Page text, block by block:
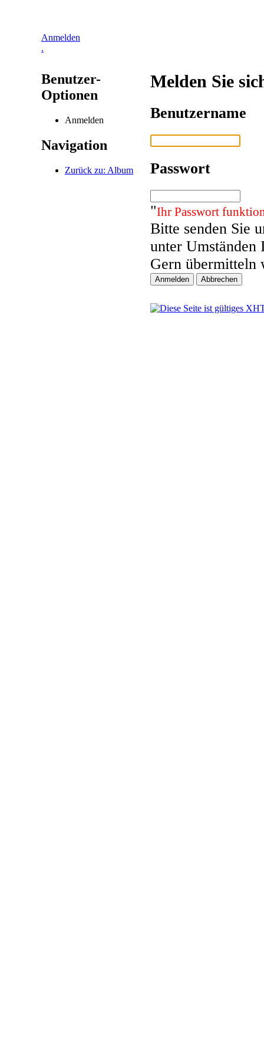
Anmelden
.
Benutzer-
Optionen
Anmelden
Navigation
Zurück zu: Album
Melden Sie
Benutzername
Passwort
"Ihr Passwort
Bitte senden Sie
unter Umständen
Gern übermitteln